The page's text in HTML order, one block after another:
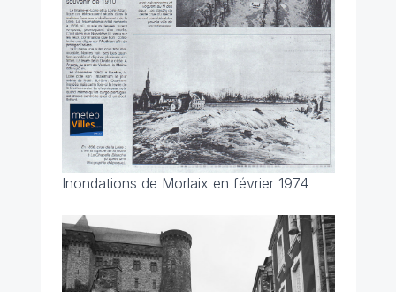
Inondations de Morlaix en février 1974